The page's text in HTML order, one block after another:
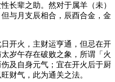
长辈之助。然对于属羊（未）
与月支辰相合，辰酉合金，金
开火，主财运亨通，但忌在开
岁午存在破败之象，所谓「火
及自身元气；宜在开火后于厨
财气，此为通关之法。